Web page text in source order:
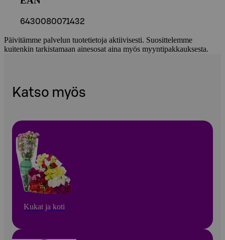
6430080071432
Päivitämme palvelun tuotetietoja aktiivisesti. Suosittelemme
kuitenkin tarkistamaan ainesosat aina myös myyntipakkauksesta.
Katso myös
Kukat ja koti